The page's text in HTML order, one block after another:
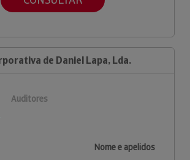
de Daniel Lapa, Lda.
Auditores
Nome e apelidos